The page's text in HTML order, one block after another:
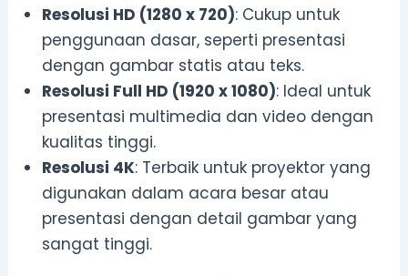
Resolusi HD (1280 x 720): Cukup untuk
penggunaan dasar, seperti presentasi
dengan gambar statis atau teks.
Resolusi Full HD (1920 x 1080): Ideal untuk
presentasi multimedia dan video dengan
kualitas tinggi.
Resolusi 4K: Terbaik untuk proyektor yang
digunakan dalam acara besar atau
presentasi dengan detail gambar yang
sangat tinggi.